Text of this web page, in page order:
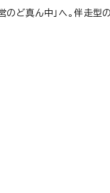
伴走型の事業成長支援で「日